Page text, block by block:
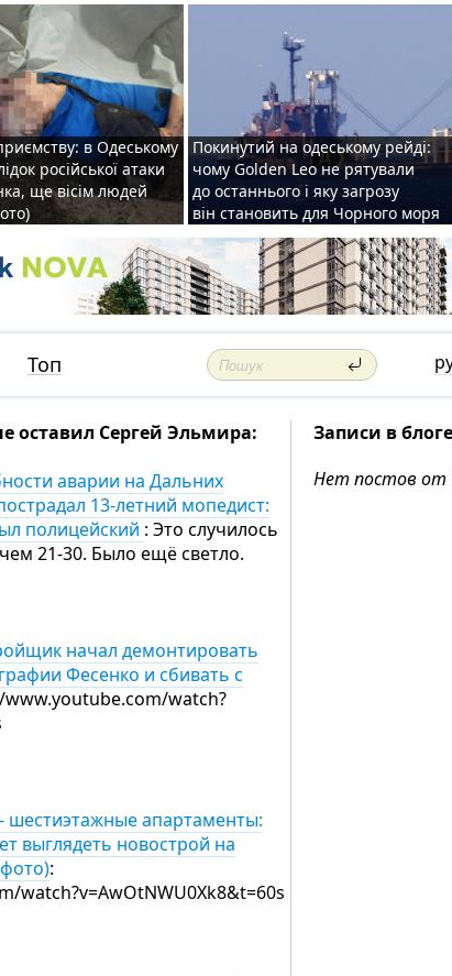
в Одеському
російської атаки
ще вісім людей
Покинутий на одеському рейді:
чому Golden Leo не рятували
до останнього і яку загрозу
він становить для Чорного моря
Топ
оставил Сергей Эльмира:
аварии на Дальних
13-летний мопедист:
полицейский : Это случилось
21-30. Было ещё светло.
начал демонтировать
Фесенко и сбивать с
watch?
шестиэтажные апартаменты:
выглядеть новострой на
:
watch?v=AwOtNWU0Xk8&t=60s
Записи в
Нет постов от